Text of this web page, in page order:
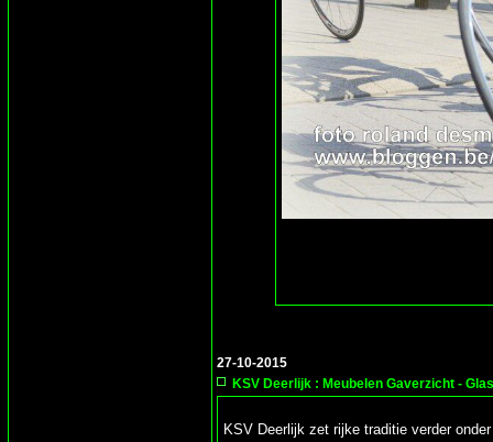
27-10-2015
KSV Deerlijk : Meubelen Gaverzicht -
KSV Deerlijk zet rijke traditie verder